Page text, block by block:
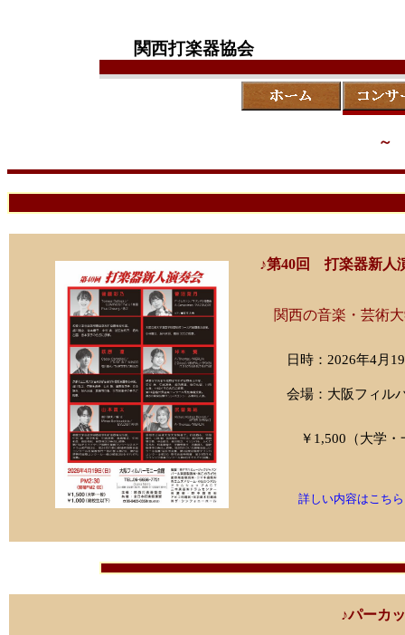
関西打楽器協会
～
♪第40回 打楽器新人
関西の音楽・芸術
日時：2026年4月
会場：大阪フィル
￥1,500（大学
詳しい内容はこち
♪パーカ